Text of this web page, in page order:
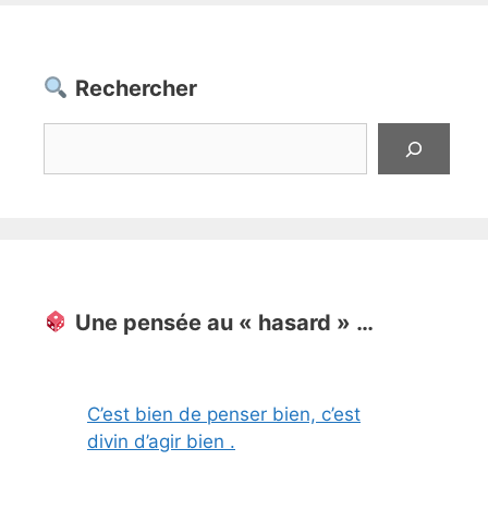
Rechercher
Une pensée au « hasard » …
C’est bien de penser bien, c’est
divin d’agir bien .